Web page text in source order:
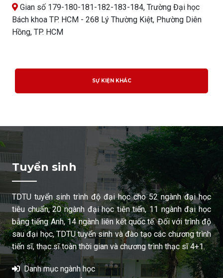
Gian số 179-180-181-182-183-184, Trường Đại học
Bách khoa TP. HCM - 268 Lý Thường Kiệt, Phường Diên
Hồng, TP. HCM
SỰ KIỆN KHÁC
Tuyển sinh
TDTU tuyển sinh trình độ đại học cho 52 ngành đại học
tiêu chuẩn, 20 ngành đại học tiên tiến, 11 ngành đại học
bằng tiếng Anh, 14 ngành liên kết quốc tế. Đối với trình độ
sau đại học, TDTU tuyển sinh và đào tạo các chương trình
tiến sĩ, thạc sĩ toàn thời gian và chương trình thạc sĩ 4+1.
Danh mục ngành học